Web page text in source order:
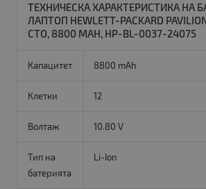
ТЕХНИЧЕСКА ХАРАКТЕРИСТИКА НА
ЛАПТОП HEWLETT-PACKARD
CTO, 8800 MAH, HP-BL-0037-24075
Капацитет 8800 mAh
Клетки 12
Волтаж 10.80 V
Тип на
батерията
Li-Ion